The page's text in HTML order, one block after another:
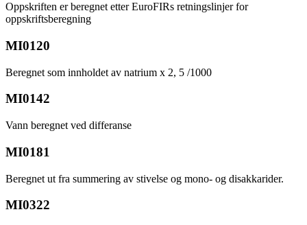
Oppskriften er beregnet etter EuroFIRs retningslinjer for
oppskriftsberegning
MI0120
Beregnet som innholdet av natrium x 2, 5 /1000
MI0142
Vann beregnet ved differanse
MI0181
Beregnet ut fra summering av stivelse og mono- og disakkarider.
MI0322